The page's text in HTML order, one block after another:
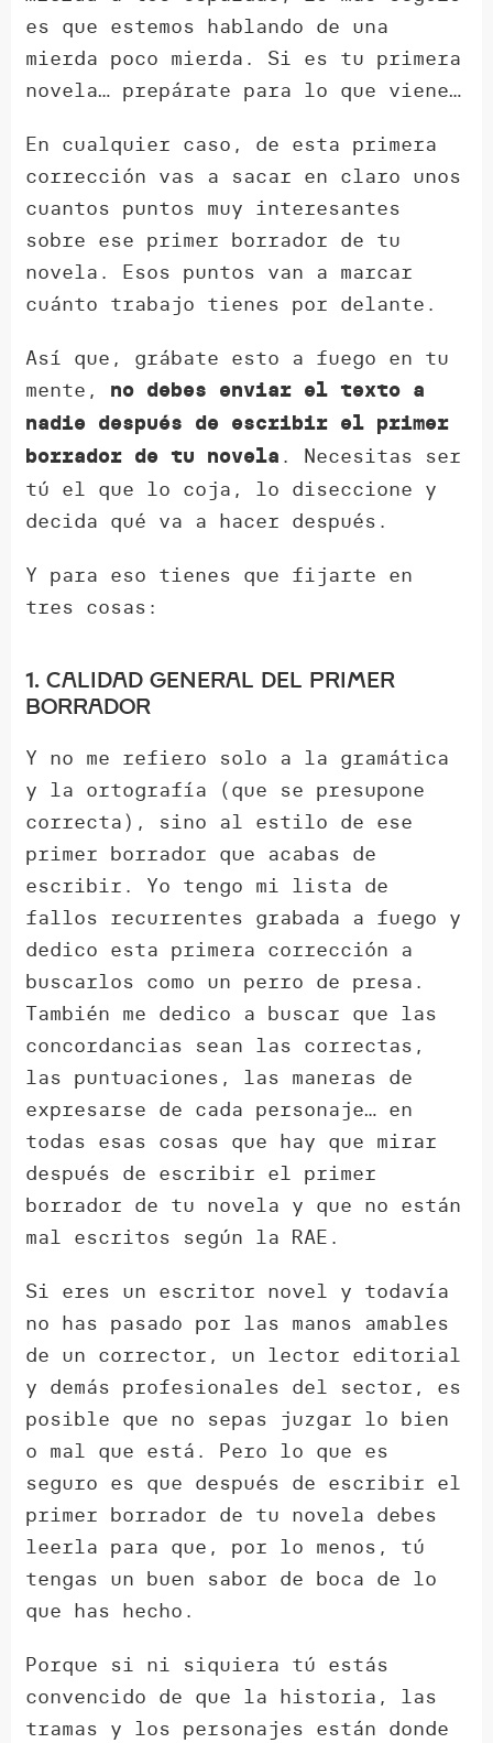
es que estemos hablando de una
mierda poco mierda. Si es tu primera
novela… prepárate para lo que viene…
En cualquier caso, de esta primera
corrección vas a sacar en claro unos
cuantos puntos muy interesantes
sobre ese primer borrador de tu
novela. Esos puntos van a marcar
cuánto trabajo tienes por delante.
Así que, grábate esto a fuego en tu
mente, no debes enviar el texto a
nadie después de escribir el primer
borrador de tu novela . Necesitas ser
tú el que lo coja, lo diseccione y
decida qué va a hacer después.
Y para eso tienes que fijarte en
tres cosas:
1. Calidad general del primer
borrador
Y no me refiero solo a la gramática
y la ortografía (que se presupone
correcta), sino al estilo de ese
primer borrador que acabas de
escribir. Yo tengo mi lista de
fallos recurrentes grabada a fuego y
dedico esta primera corrección a
buscarlos como un perro de presa.
También me dedico a buscar que las
concordancias sean las correctas,
las puntuaciones, las maneras de
expresarse de cada personaje… en
todas esas cosas que hay que mirar
después de escribir el primer
borrador de tu novela y que no están
mal escritos según la RAE.
Si eres un escritor novel y todavía
no has pasado por las manos amables
de un corrector, un lector editorial
y demás profesionales del sector, es
posible que no sepas juzgar lo bien
o mal que está. Pero lo que es
seguro es que después de escribir el
primer borrador de tu novela debes
leerla para que, por lo menos, tú
tengas un buen sabor de boca de lo
que has hecho.
Porque si ni siquiera tú estás
convencido de que la historia, las
tramas y los personajes están donde